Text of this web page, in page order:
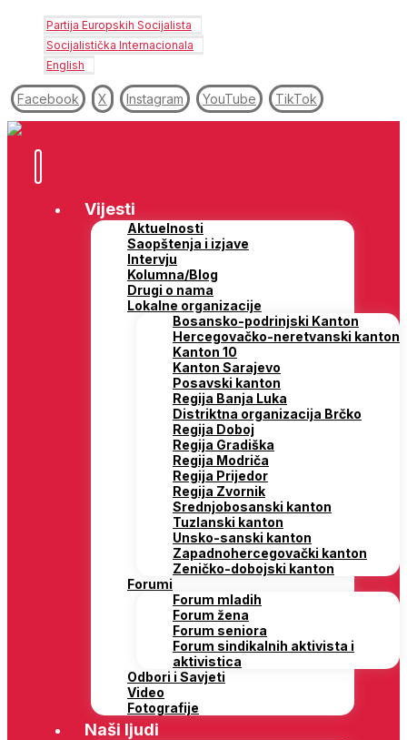
Partija Europskih Socijalista
Socijalistička Internacionala
English
Facebook X Instagram YouTube TikTok
Vijesti
Aktuelnosti
Saopštenja i izjave
Intervju
Kolumna/Blog
Drugi o nama
Lokalne organizacije
Bosansko-podrinjski Kanton
Hercegovačko-neretvanski kanton
Kanton 10
Kanton Sarajevo
Posavski kanton
Regija Banja Luka
Distriktna organizacija Brčko
Regija Doboj
Regija Gradiška
Regija Modriča
Regija Prijedor
Regija Zvornik
Srednjobosanski kanton
Tuzlanski kanton
Unsko-sanski kanton
Zapadnohercegovački kanton
Zeničko-dobojski kanton
Forumi
Forum mladih
Forum žena
Forum seniora
Forum sindikalnih aktivista i
aktivistica
Odbori i Savjeti
Video
Fotografije
Naši ljudi